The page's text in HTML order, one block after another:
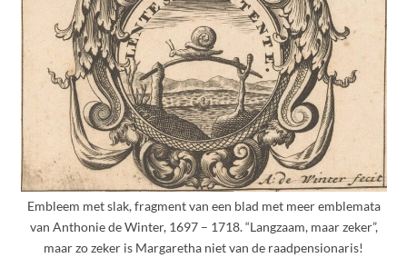
Embleem met slak, fragment van een blad met meer emblemata
van Anthonie de Winter, 1697 – 1718. “Langzaam, maar zeker”,
maar zo zeker is Margaretha niet van de raadpensionaris!